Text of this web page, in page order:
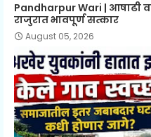
Pandharpur Wari | आषाढी
राजुरात भावपूर्ण सत्कार
August 05, 2026